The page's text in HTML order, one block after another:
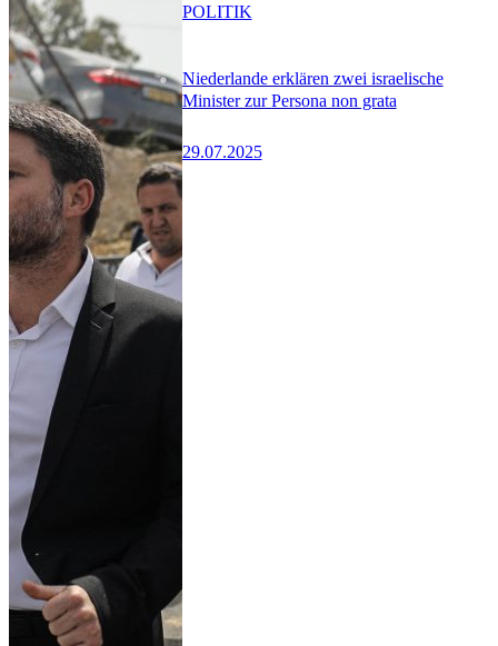
Niederlande erklären zwei israelische
Minister zur Persona non grata
29.07.2025
POLITIK